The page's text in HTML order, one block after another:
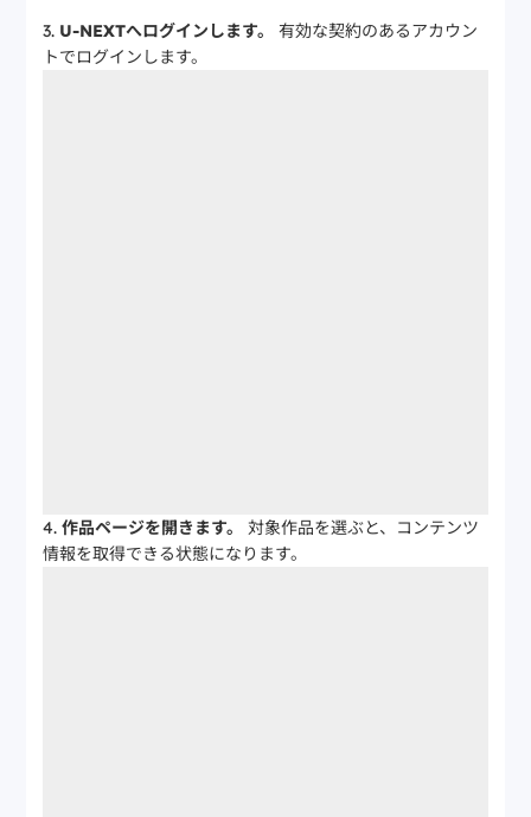
U-NEXTへログインします。
有効な契約のあるアカウン
トでログインします。
作品ページを開きます。
対象作品を選ぶと、コンテンツ
情報を取得できる状態になります。